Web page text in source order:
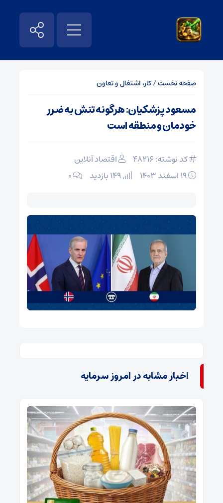
صفحه نخست/کار، اشتغال و تعاون
مسعود پزشکیان: هرگونه تنش به ضرر
خودمان و منطقه است
کد نوشته: 48216
اقتصاد آنلاین
۰
اخبار مشابه در امروز سرمایه